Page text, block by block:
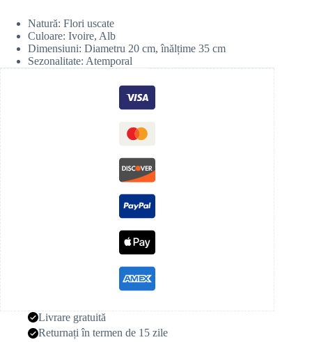
Natură: Flori uscate
Culoare: Ivoire, Alb
Dimensiuni: Diametru 20 cm, înălțime 35 cm
Sezonalitate: Atemporal
Livrare gratuită
Returnați în termen de 15 zile